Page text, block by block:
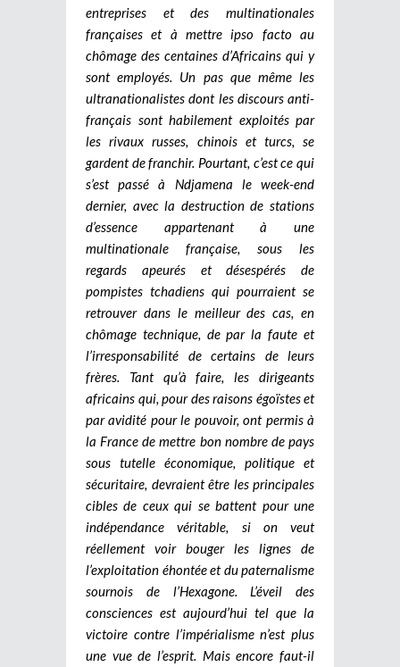
entreprises et des multinationales
françaises et à mettre ipso facto au
chômage des centaines d’Africains qui y
sont employés. Un pas que même les
ultranationalistes dont les discours anti-
français sont habilement exploités par
les rivaux russes, chinois et turcs, se
gardent de franchir. Pourtant, c’est ce qui
s’est passé à Ndjamena le week-end
dernier, avec la destruction de stations
d’essence appartenant à une
multinationale française, sous les
regards apeurés et désespérés de
pompistes tchadiens qui pourraient se
retrouver dans le meilleur des cas, en
chômage technique, de par la faute et
l’irresponsabilité de certains de leurs
frères. Tant qu’à faire, les dirigeants
africains qui, pour des raisons égoïstes et
par avidité pour le pouvoir, ont permis à
la France de mettre bon nombre de pays
sous tutelle économique, politique et
sécuritaire, devraient être les principales
cibles de ceux qui se battent pour une
indépendance véritable, si on veut
réellement voir bouger les lignes de
l’exploitation éhontée et du paternalisme
sournois de l’Hexagone. L’éveil des
consciences est aujourd’hui tel que la
victoire contre l’impérialisme n’est plus
une vue de l’esprit. Mais encore faut-il